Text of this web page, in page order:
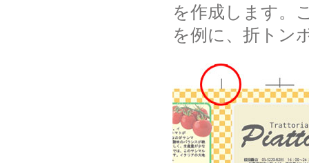
を作成します。
を例に、折トン